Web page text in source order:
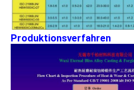
Produktionsverfahren